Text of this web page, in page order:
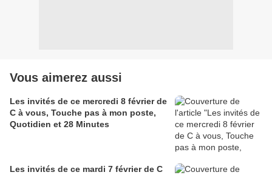
Vous aimerez aussi
Les invités de ce mercredi 8 février de
C à vous, Touche pas à mon poste,
Quotidien et 28 Minutes
Les invités de ce mardi 7 février de C